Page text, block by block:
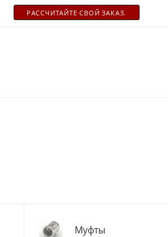
РАСCЧИТАЙТЕ СВОЙ ЗАКАЗ.
Муфты